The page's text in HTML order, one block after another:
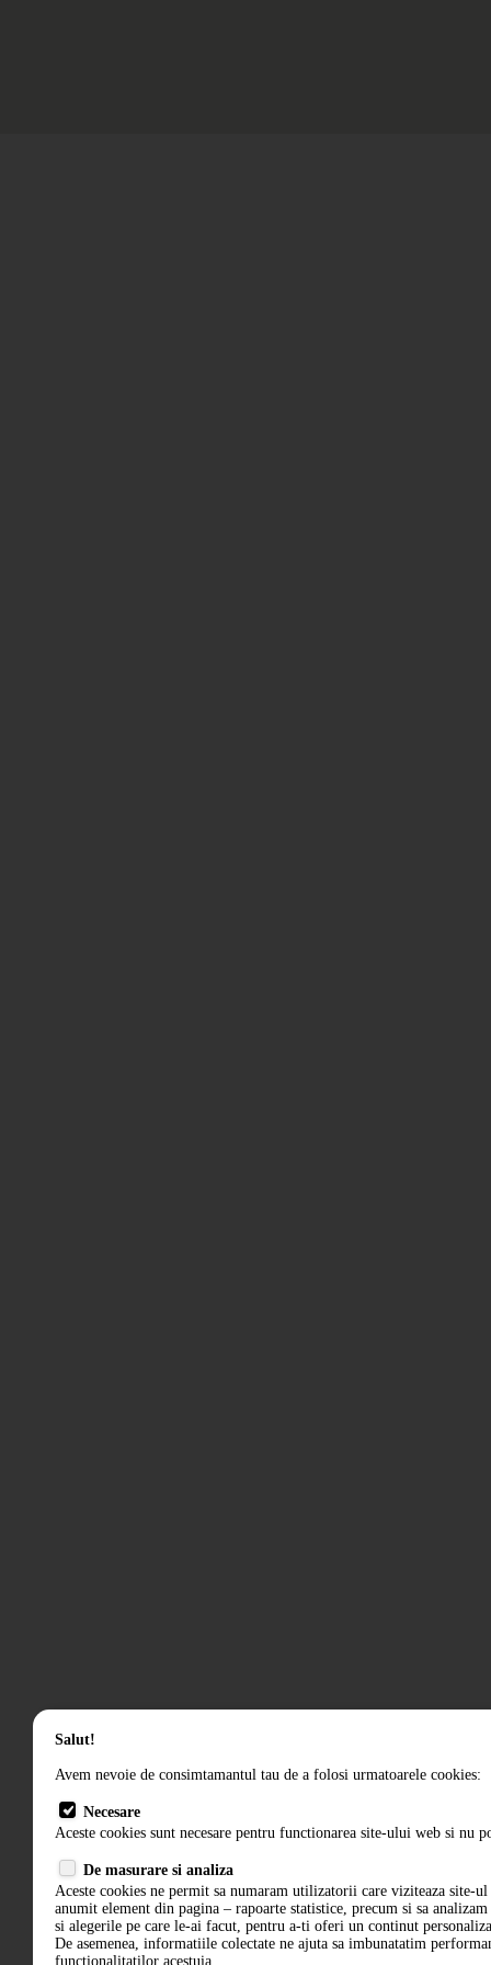
Salut!
Avem nevoie de consimtamantul tau de a folosi urmatoarele cookies:
Necesare
Aceste cookies sunt necesare pentru functionarea site-ului web si nu
De masurare si analiza
Aceste cookies ne permit sa numaram utilizatorii care viziteaza site-ul
anumit element din pagina – rapoarte statistice, precum si sa
si alegerile pe care le-ai facut, pentru a-ti oferi un continut
De asemenea, informatiile colectate ne ajuta sa imbunatatim
functionalitatilor acestuia.